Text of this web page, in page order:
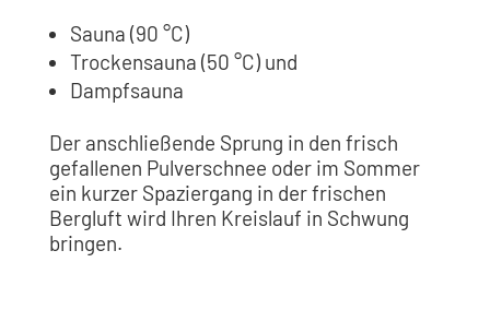
Sauna (90 °C)
Trockensauna (50 °C) und
Dampfsauna
Der anschließende Sprung in den frisch
gefallenen Pulverschnee oder im Sommer
ein kurzer Spaziergang in der frischen
Bergluft wird Ihren Kreislauf in Schwung
bringen.